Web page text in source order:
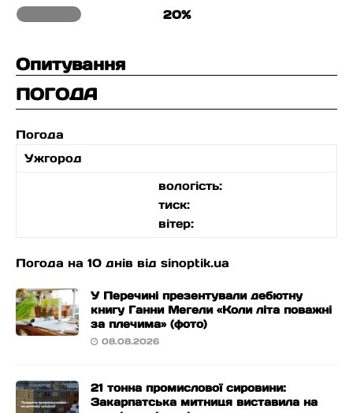
20%
Опитування
ПОГОДА
Погода
Ужгород
вологість:
тиск:
вітер:
Погода на 10 днів від sinoptik.ua
У Перечині презентували дебютну
книгу Ганни Мегели «Коли літа поважні
за плечима» (фото)
08.08.2026
21 тонна промислової сировини:
Закарпатська митниця виставила на